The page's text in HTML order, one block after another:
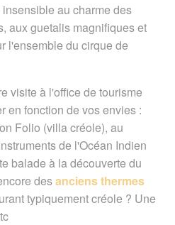
au charme des
aux guetalis magnifiques et
l'ensemble du cirque de
visite à l'office de tourisme
en fonction de vos envies :
Folio (villa créole), au
de l'Océan Indien
balade à la découverte du
desanciens thermes
typiquement créole ? Une